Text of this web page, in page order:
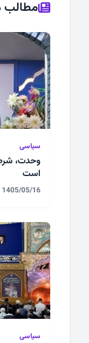
مطالب
سیاسی
وحدت،
است
1405/05/16
سیاسی